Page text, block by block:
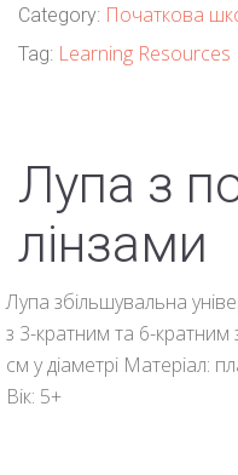
Category: Початкова
Tag: Learning Resources
Лупа з
лінзами
Лупа збільшувальна
з 3-кратним та 6-кратним
см у діаметрі Матеріал:
Вік: 5+